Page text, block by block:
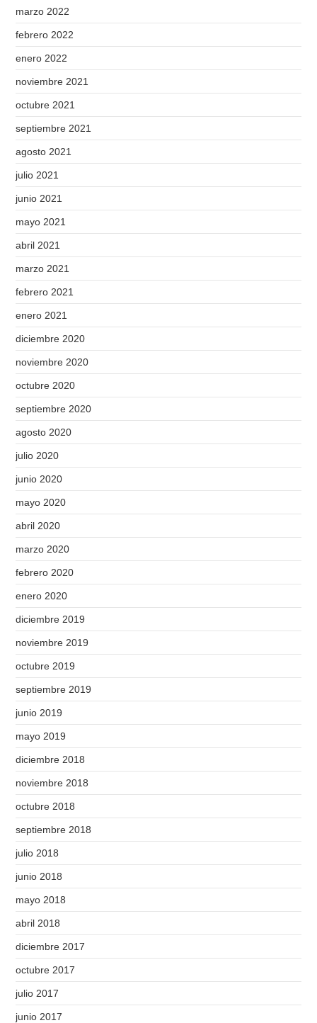
marzo 2022
febrero 2022
enero 2022
noviembre 2021
octubre 2021
septiembre 2021
agosto 2021
julio 2021
junio 2021
mayo 2021
abril 2021
marzo 2021
febrero 2021
enero 2021
diciembre 2020
noviembre 2020
octubre 2020
septiembre 2020
agosto 2020
julio 2020
junio 2020
mayo 2020
abril 2020
marzo 2020
febrero 2020
enero 2020
diciembre 2019
noviembre 2019
octubre 2019
septiembre 2019
junio 2019
mayo 2019
diciembre 2018
noviembre 2018
octubre 2018
septiembre 2018
julio 2018
junio 2018
mayo 2018
abril 2018
diciembre 2017
octubre 2017
julio 2017
junio 2017